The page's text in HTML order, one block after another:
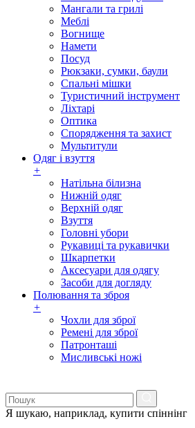
Мангали та грилі
Меблі
Вогнище
Намети
Посуд
Рюкзаки, сумки, баули
Спальні мішки
Туристичний інструмент
Ліхтарі
Оптика
Спорядження та захист
Мультитули
Одяг і взуття
+
Натільна білизна
Нижній одяг
Верхній одяг
Взуття
Головні убори
Рукавиці та рукавички
Шкарпетки
Аксесуари для одягу
Засоби для догляду
Полювання та зброя
+
Чохли для зброї
Ремені для зброї
Патронташі
Мисливські ножі
Я шукаю, наприклад, купити спіннінг